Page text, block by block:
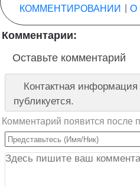
КОММЕНТИРОВАНИИ
О
Комментарии:
Оставьте комментарий
Контактная
публикуется.
Комментарий появится после